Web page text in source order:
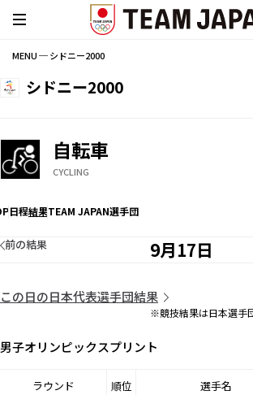
MENU ─ シドニー2000
シドニー2000
自転車
CYCLING
日程結果TEAM JAPAN選手団
9月17日
前の結果
この日の日本代表選手団結果
※競技結果は日本選手
男子オリンピックスプリント
ラウンド 順位 選手名